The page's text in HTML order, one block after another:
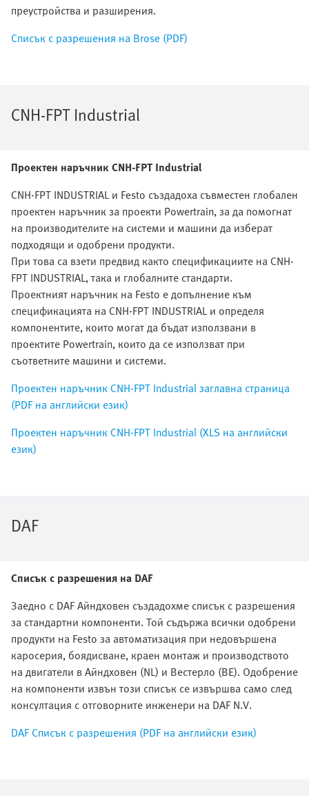
преустройства и разширения.
Списък с разрешения на Brose (PDF)
CNH-FPT Industrial
Проектен наръчник CNH-FPT Industrial
CNH-FPT INDUSTRIAL и Festo създадоха съвместен глобален
проектен наръчник за проекти Powertrain, за да помогнат
на производителите на системи и машини да изберат
подходящи и одобрени продукти.
При това са взети предвид както спецификациите на CNH-
FPT INDUSTRIAL, така и глобалните стандарти.
Проектният наръчник на Festo е допълнение към
спецификацията на CNH-FPT INDUSTRIAL и определя
компонентите, които могат да бъдат използвани в
проектите Powertrain, които да се използват при
съответните машини и системи.
Проектен наръчник CNH-FPT Industrial заглавна страница
(PDF на английски език)
Проектен наръчник CNH-FPT Industrial (XLS на английски
език)
DAF
Списък с разрешения на DAF
Заедно с DAF Айндховен създадохме списък с разрешения
за стандартни компоненти. Той съдържа всички одобрени
продукти на Festo за автоматизация при недовършена
каросерия, боядисване, краен монтаж и производството
на двигатели в Айндховен (NL) и Вестерло (BE). Одобрение
на компоненти извън този списък се извършва само след
консултация с отговорните инженери на DAF N.V.
DAF Списък с разрешения (PDF на английски език)